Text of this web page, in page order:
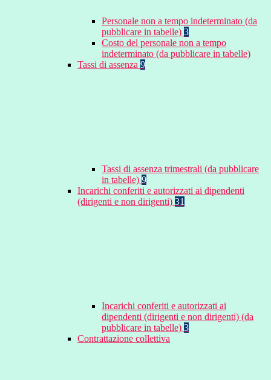
Personale non a tempo indeterminato (da
pubblicare in tabelle) 3
Costo del personale non a tempo
indeterminato (da pubblicare in tabelle)
Tassi di assenza 9
Tassi di assenza trimestrali (da pubblicare
in tabelle) 9
Incarichi conferiti e autorizzati ai dipendenti
(dirigenti e non dirigenti) 31
Incarichi conferiti e autorizzati ai
dipendenti (dirigenti e non dirigenti) (da
pubblicare in tabelle) 3
Contrattazione collettiva